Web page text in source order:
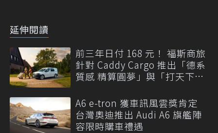
延伸閱讀
前三年日付 168 元！ 福斯商旅
針對 Caddy Cargo 推出「德系
質感 精算圓夢」與「打天下」
A6 e-tron 獲車訊風雲獎肯定
台灣奧迪推出 Audi A6 旗艦陣
容限時購車禮遇